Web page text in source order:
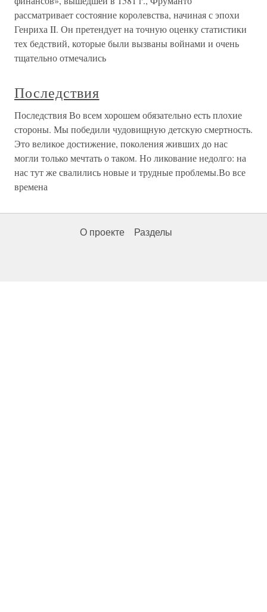
рассматривает состояние королевства, начиная с эпохи
Генриха II. Он претендует на точную оценку статистики
тех бедствий, которые были вызваны войнами и очень
тщательно отмечались
Последствия
Последствия Во всем хорошем обязательно есть плохие
стороны. Мы победили чудовищную детскую смертность.
Это великое достижение, поколения живших до нас
могли только мечтать о таком. Но ликование недолго: на
нас тут же свалились новые и трудные проблемы.Во все
времена
О проекте Разделы